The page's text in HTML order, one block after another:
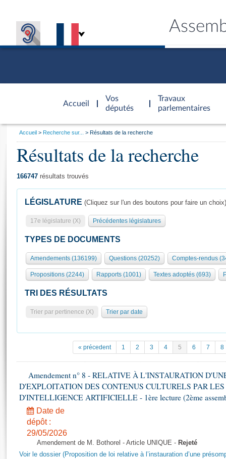
Accueil
d'accueil
Vos
députés
Travaux
parlementaires
Présidence
577 députés
Groupes politiques
Séance publique
Commissions et autres organes
Europe et International
Pétitions
Projets de loi
Propositions de loi
Amendements
Textes adoptés
Rapports d'information
Rapports d'enquête
Général
Rôle et pouvoirs de l'Assemblée
Organisation de l'Assemblée
Présidence Conférence des Présidents Bureau Collège des
Statistiques et chiffres clés
Documents de référence
( Constitution | Règlement de l'Assemblée ... )
Juniors
Anciennes législatures
Liens vers les sites publics
Visiter l'Assemblée
Visite virtuelle du palais Bourbon
Assister à une séance
La Bibliothèque
Contacts et plan d'accès
Photos libres de droit
Vous
Accueil Recherche sur... Résultats de la recherche
Résultats de la recherche
166747 résultats trouvés
LÉGISLATURE (Cliquez sur l'un des boutons pour faire un choix)
17e législature (X) Précédentes législatures
TYPES DE DOCUMENTS
Amendements (136199) Questions (20252) Comptes-rendus
Propositions (2244) Rapports (1001) Textes adoptés (693)
TRI DES RÉSULTATS
Trier par pertinence (X) Trier par date
« précedent 1 2 3 4 5 6 7 8
Amendement n° 8 - RELATIVE À L'INSTAURATION
D'EXPLOITATION DES CONTENUS CULTURELS PAR LES
D'INTELLIGENCE ARTIFICIELLE - 1ère lecture (2ème
Date de
dépôt :
29/05/2026
Amendement de M. Bothorel - Article UNIQUE - Rejeté
Voir le dossier (Proposition de loi relative à l’instauration d’une